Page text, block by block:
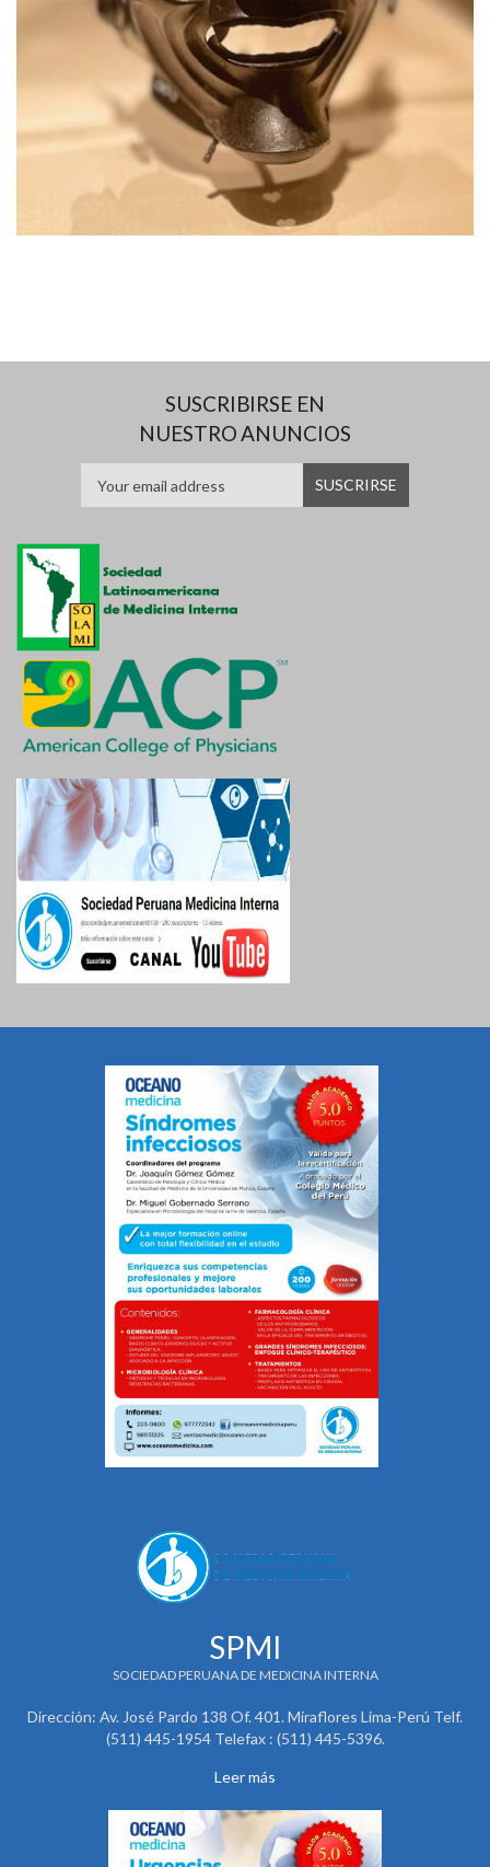
SUSCRIBIRSE EN
NUESTRO ANUNCIOS
SPMI
SOCIEDAD PERUANA DE MEDICINA INTERNA
Dirección: Av. José Pardo 138 Of. 401. Miraflores Lima-Perú Telf.
(511) 445-1954 Telefax : (511) 445-5396.
Leer más